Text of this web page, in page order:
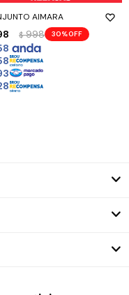
AIMARA
$ 998 30